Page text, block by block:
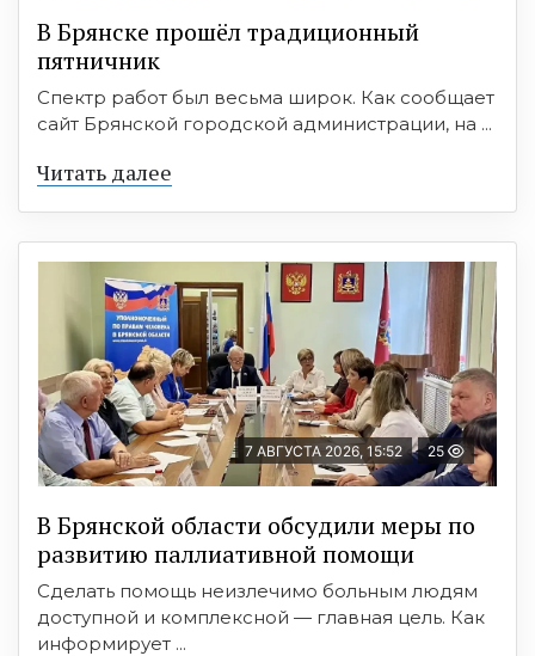
В Брянске прошёл традиционный
пятничник
Спектр работ был весьма широк. Как сообщает
сайт Брянской городской администрации, на ...
Читать далее
7 АВГУСТА 2026, 15:52 25
В Брянской области обсудили меры по
развитию паллиативной помощи
Сделать помощь неизлечимо больным людям
доступной и комплексной — главная цель. Как
информирует ...